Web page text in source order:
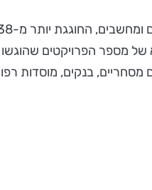
מסחריים, בנקים, מוסדות